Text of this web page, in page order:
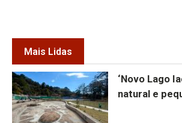
Mais Lidas
‘Novo Lago
natural e